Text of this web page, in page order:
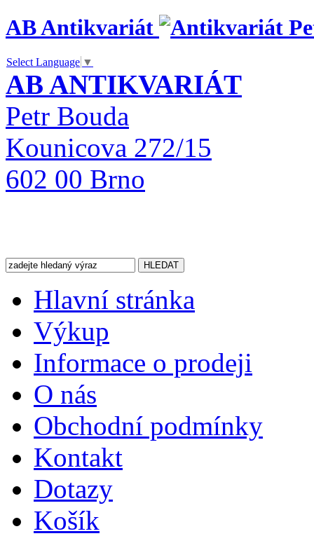
AB Antikvariát
Select Language ▼
AB ANTIKVARIÁT
Petr Bouda
Kounicova 272/15
602 00 Brno
Hlavní stránka
Výkup
Informace o prodeji
O nás
Obchodní podmínky
Kontakt
Dotazy
Košík